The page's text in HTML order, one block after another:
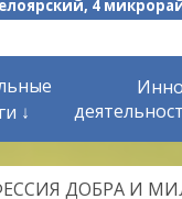
4
↓
ДОБРА И